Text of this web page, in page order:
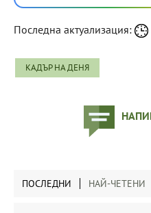
Последна актуализация:
КАДЪР НА ДЕНЯ
ПОСЛЕДНИ НАЙ-ЧЕТЕНИ